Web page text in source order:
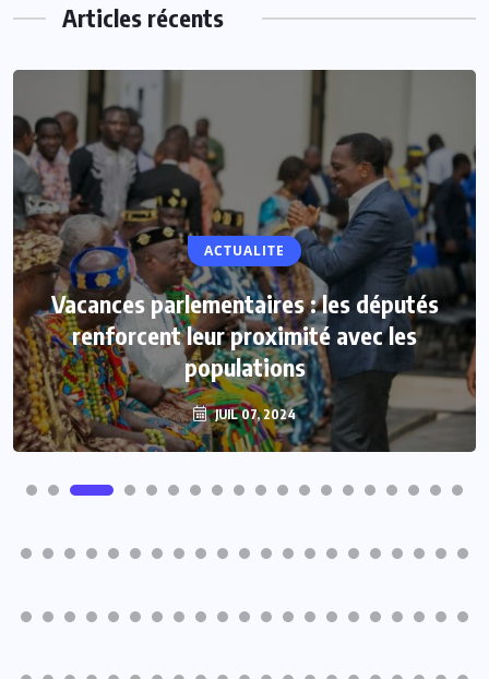
Articles récents
ACTUALITE
Vacances parlementaires : les députés
renforcent leur proximité avec les
populations
JUIL 07, 2024